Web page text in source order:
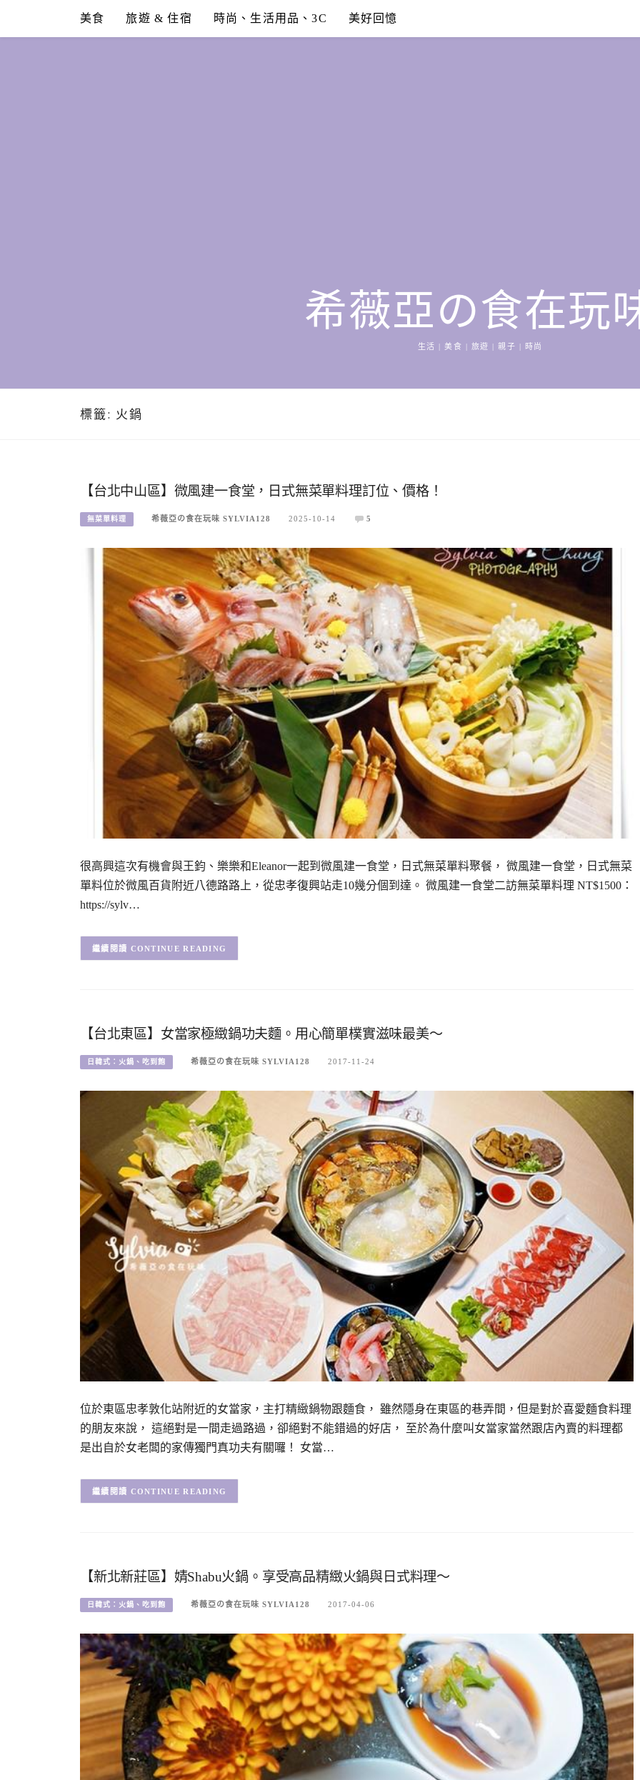
content
美食 旅遊 & 住宿 時尚、生活用品、3C 美好回憶
希薇亞の食在玩
生活 | 美食 | 旅遊 | 親子 | 時尚
標籤: 火鍋
【台北中山區】微風建一食堂，日式無菜單料理訂位、價格！
無菜單料理 希薇亞の食在玩味 SYLVIA128 2025-10-14 5
很高興這次有機會與王鈞、樂樂和Eleanor一起到微風建一食堂，日式無菜單料聚餐， 微風建一食堂，日式無菜
單料位於微風百貨附近八德路路上，從忠孝復興站走10幾分個到達。 微風建一食堂二訪無菜單料理 NT$1500：
https://sylv…
CONTINUE READING
【台北東區】女當家極緻鍋功夫麵。用心簡單樸實滋味最美～
日韓式：火鍋、吃到飽 希薇亞の食在玩味 SYLVIA128 2017-11-24
位於東區忠孝敦化站附近的女當家，主打精緻鍋物跟麵食， 雖然隱身在東區的巷弄間，但是對於喜愛麵食料理
的朋友來說， 這絕對是一間走過路過，卻絕對不能錯過的好店， 至於為什麼叫女當家當然跟店內賣的料理都
是出自於女老闆的家傳獨門真功夫有關囉！ 女當…
CONTINUE READING
【新北新莊區】婧Shabu火鍋。享受高品精緻火鍋與日式料理～
日韓式：火鍋、吃到飽 希薇亞の食在玩味 SYLVIA128 2017-04-06